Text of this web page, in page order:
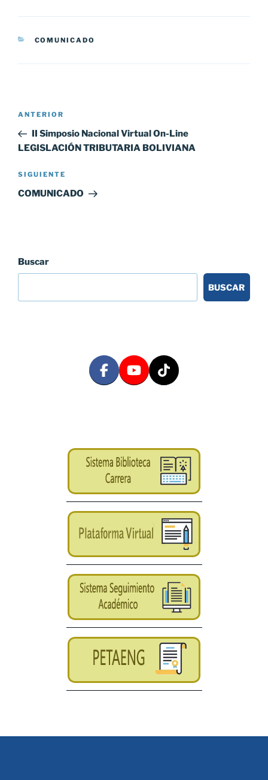
CATEGORÍAS
COMUNICADO
Navegación
entradas
Entrada
anterior:
ANTERIOR
II Simposio Nacional Virtual On-Line
LEGISLACIÓN TRIBUTARIA BOLIVIANA
Siguiente
entrada
SIGUIENTE
COMUNICADO
Buscar
BUSCAR